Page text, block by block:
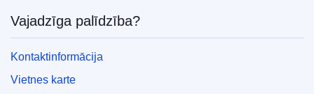
OJ : L_202400668
IMMC : PUB(2023)1450/3002009
Vajadzīga palīdzība?
Kontaktinformācija
Vietnes karte